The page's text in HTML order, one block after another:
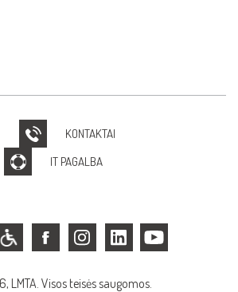
KONTAKTAI
IT PAGALBA
LMTA. Visos teisės saugomos.